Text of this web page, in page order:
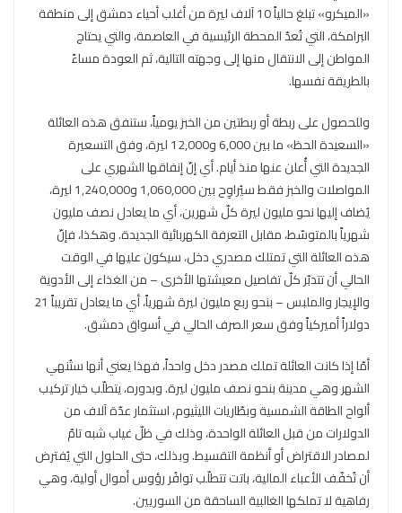
«الميكرو» تبلغ حالياً 10 آلاف ليرة من أغلب أحياء دمشق إلى منطقة
البرامكة، التي تُعدّ المحطة الرئيسية في العاصمة، والتي يحتاج
المواطن إلى الانتقال منها إلى وجهته التالية، ثم العودة مساءً
بالطريقة نفسها.
وللحصول على ربطة أو ربطتين من الخبز يومياً، ستنفق هذه العائلة
«السعيدة الحظ» ما بين 6,000 و12,000 ليرة، وفق التسعيرة
الجديدة التي أُعلن عنها منذ أيام. أي إنّ إنفاقها الشهري على
المواصلات والخبز فقط سيُراوِح بين 1,060,000 و1,240,000 ليرة،
يُضاف إليها نحو مليون ليرة كلّ شهرين، أي ما يعادل نصف مليون
شهرياً بالمتوسّط، مقابل التعرفة الكهربائية الجديدة. وهكذا، فإنّ
هذه العائلة التي تمتلك مصدري دخل، سيكون عليها في الوقت
الحالي أن تتدبّر كلّ تفاصيل معيشتها الأخرى – من الغذاء إلى الأدوية
والإيجار والملبس – بنحو ربع مليون ليرة شهرياً، أي ما يعادل تقريباً 21
دولاراً أميركياً وفق سعر الصرف الحالي في أسواق دمشق.
أمّا إذا كانت العائلة تملك مصدر دخل واحداً، فهذا يعني أنها ستُنهي
الشهر وهي مدينة بنحو نصف مليون ليرة. وبدوره، يتطلّب خيار تركيب
ألواح الطاقة الشمسية وبطّاريات الليثيوم، استثمار عدّة آلاف من
الدولارات من قبل العائلة الواحدة، وذلك في ظلّ غياب شبه تامّ
لمصادر الاقتراض أو أنظمة التقسيط. وبذلك، حتى الحلول التي يُفترض
أن تُخفّف الأعباء المالية، باتت تتطلّب توافُر رؤوس أموال أولية، وهي
رفاهية لا تملكها الغالبية الساحقة من السوريين.